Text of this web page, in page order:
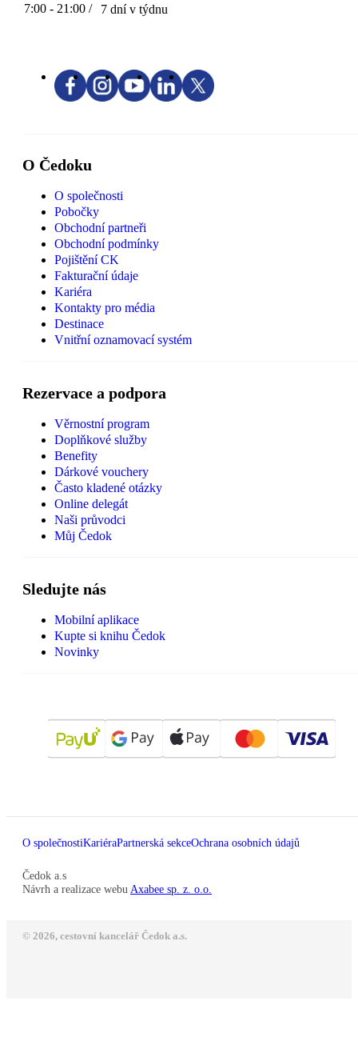
7:00 - 21:00 / 7 dní v týdnu
O Čedoku
O společnosti
Pobočky
Obchodní partneři
Obchodní podmínky
Pojištění CK
Fakturační údaje
Kariéra
Kontakty pro média
Destinace
Vnitřní oznamovací systém
Rezervace a podpora
Věrnostní program
Doplňkové služby
Benefity
Dárkové vouchery
Často kladené otázky
Online delegát
Naši průvodci
Můj Čedok
Sledujte nás
Mobilní aplikace
Kupte si knihu Čedok
Novinky
O společnostiKariéraPartnerská sekceOchrana osobních údajů
Čedok a.s
Návrh a realizace webu Axabee sp. z. o.o.
© 2026, cestovní kancelář Čedok a.s.